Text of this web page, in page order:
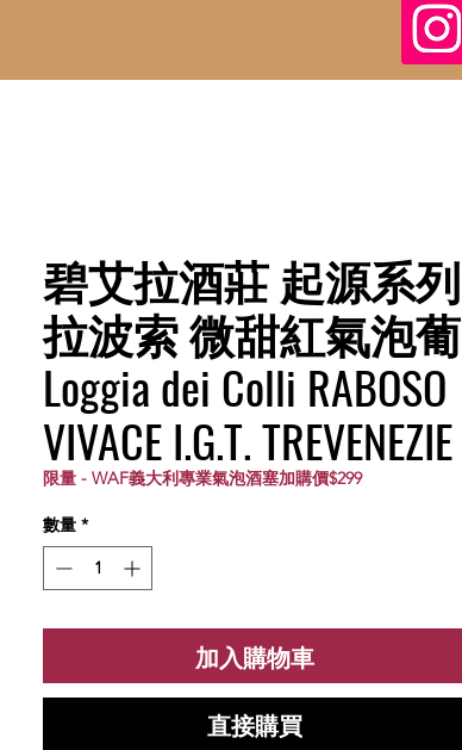
碧艾拉酒莊 起源系列
拉波索 微甜紅氣泡葡
Loggia dei Colli RABOSO
VIVACE I.G.T. TREVENEZIE
限量 - WAF義大利專業氣泡酒塞加購價$299
數量 *
加入購物車
直接購買